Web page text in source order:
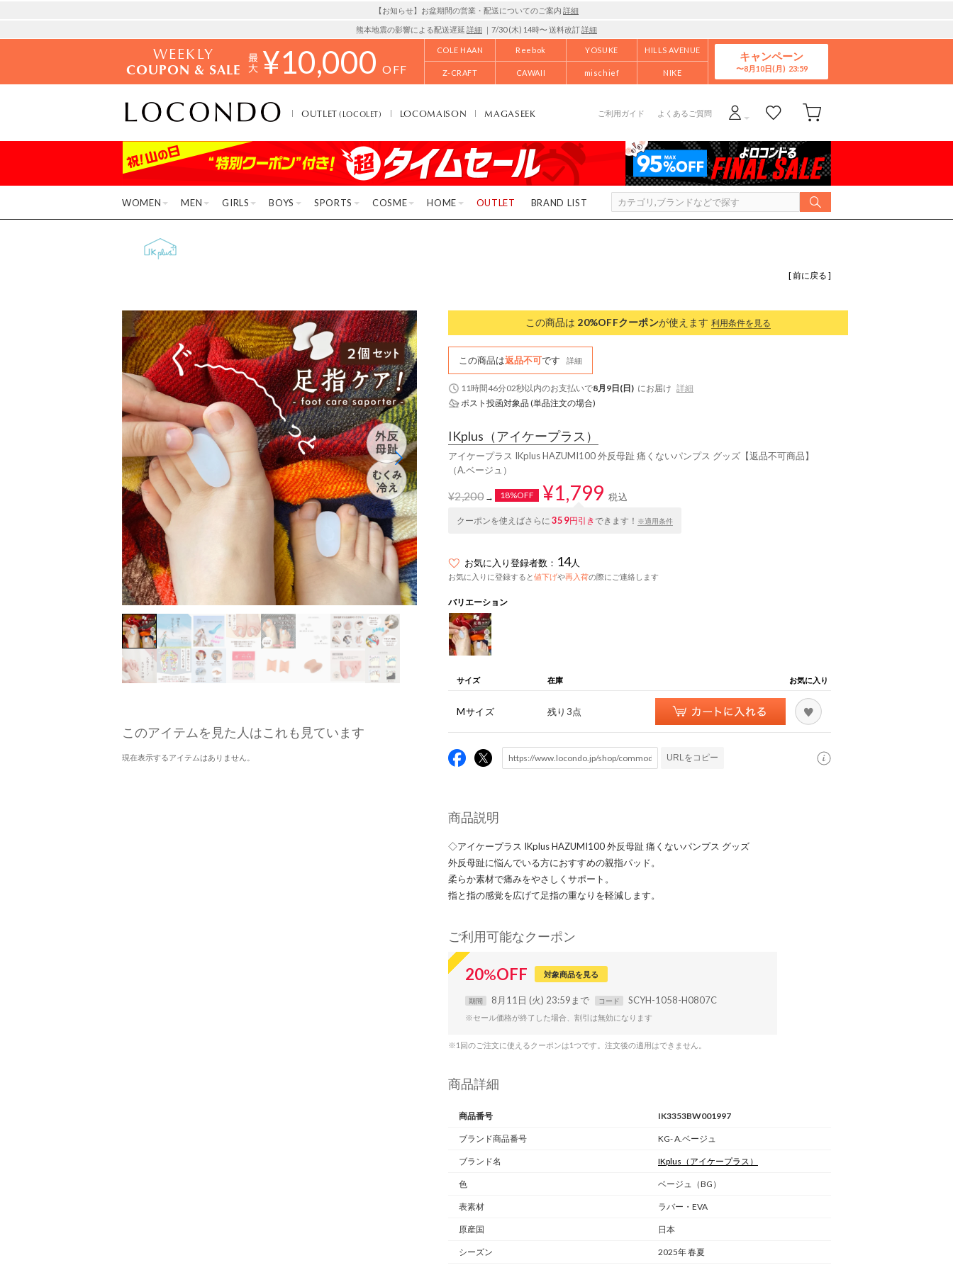
【お知らせ】お盆期間の営業・配送についてのご案内 詳細
熊本地震の影響による配送遅延 詳細 ｜7/30 (木) 14時〜 送料改訂詳細
WEEKLY
COUPON & SALE ¥10,000 OFF
COLE HAAN Reebok YOSUKE HILLS AVENUE
Z-CRAFT CAWAII mischief NIKE
キャンペーン
8月10日(月)
OUTLET(LOCOLET) LOCOMAISON MAGASEEK ご利用ガイド よくあるご質問
WOMEN MEN GIRLS BOYS SPORTS COSME HOME OUTLET BRAND LIST
[ 前に戻る ]
このアイテムを見た人はこれも見ています
現在表示するアイテムはありません。
この商品は 20%OFFクーポンが使えます 利用条件を見る
この商品は返品不可です 詳細
11時間46分01秒以内のお支払いで8月9日(日) にお届け 詳細
ポスト投函対象品 (単品注文の場合)
IKplus （アイケープラス）
アイケープラス IKplus HAZUMI100 外反母趾 痛くないパンプス グッズ【返品不可商品】
（A.ベージュ）
¥2,200→ 18%OFF ¥1,799 税込
クーポンを使えばさらに 359円引きできます！ ※適用条件
お気に入り登録者数： 14人
お気に入りに登録すると値下げや再入荷の際にご連絡します
バリエーション
サイズ 在庫 お気に入り
Mサイズ 残り3点
URLをコピー
商品説明
◇アイケープラス IKplus HAZUMI100 外反母趾 痛くないパンプス グッズ
外反母趾に悩んでいる方におすすめの親指パッド。
柔らか素材で痛みをやさしくサポート。
指と指の感覚を広げて足指の重なりを軽減します。
ご利用可能なクーポン
20%OFF 対象商品を見る
期間 8月11日 (火) 23:59まで コード SCYH-1058-H0807C
※セール価格が終了した場合、割引は無効になります
※1回のご注文に使えるクーポンは1つです。注文後の適用はできません。
商品詳細
商品番号 IK3353BW001997
ブランド商品番号 KG- A.ベージュ
ブランド名 IKplus （アイケープラス）
色 ベージュ（BG）
表素材 ラバー・EVA
原産国 日本
シーズン 2025年 春夏